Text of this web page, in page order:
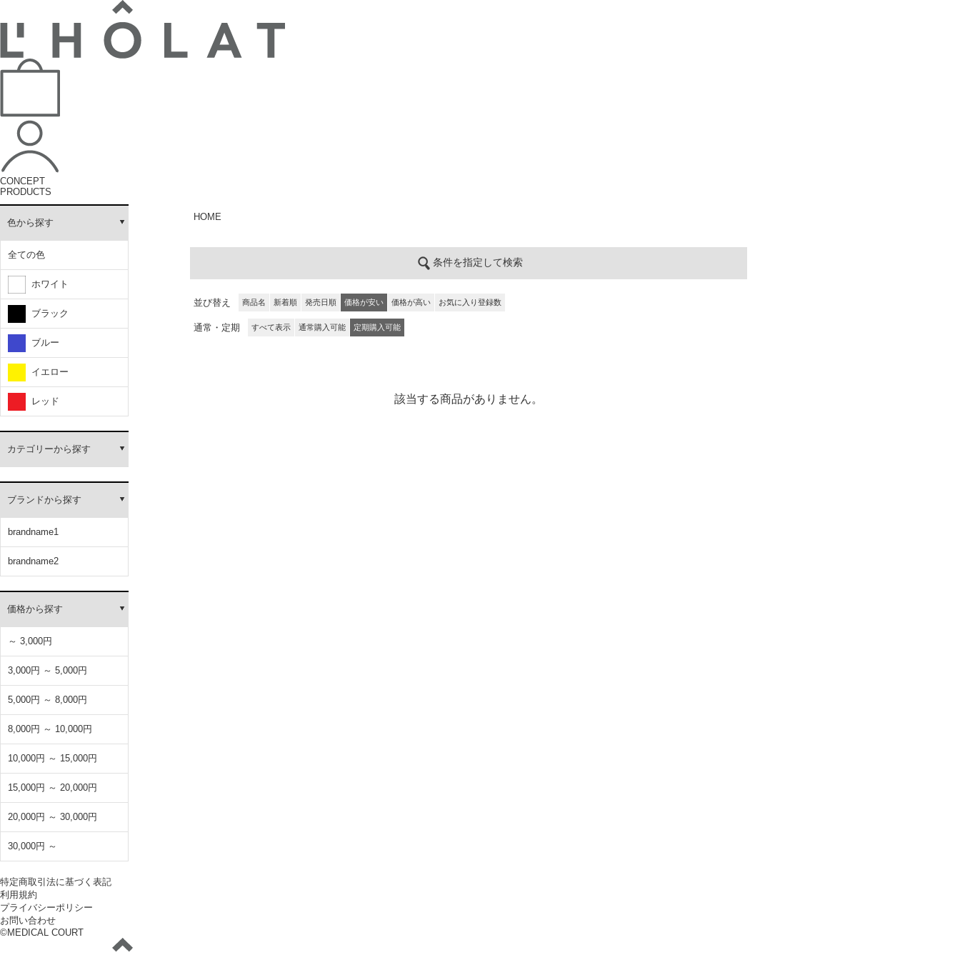
CONCEPT
PRODUCTS
色から探す
全ての色
ホワイト
ブラック
ブルー
イエロー
レッド
カテゴリーから探す
ブランドから探す
brandname1
brandname2
価格から探す
～ 3,000円
3,000円 ～ 5,000円
5,000円 ～ 8,000円
8,000円 ～ 10,000円
10,000円 ～ 15,000円
15,000円 ～ 20,000円
20,000円 ～ 30,000円
30,000円 ～
HOME
条件を指定して検索
並び替え 商品名 新着順 発売日順 価格が安い 価格が高い お気に入り登録数
通常・定期 すべて表示 通常購入可能 定期購入可能
該当する商品がありません。
特定商取引法に基づく表記
利用規約
プライバシーポリシー
お問い合わせ
©MEDICAL COURT